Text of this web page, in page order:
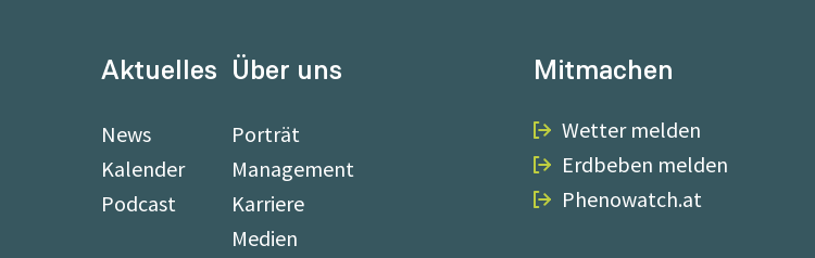
Aktuelles
News
Kalender
Podcast
Über uns
Porträt
Management
Karriere
Medien
Mitmachen
Wetter melden
Erdbeben melden
Phenowatch.at